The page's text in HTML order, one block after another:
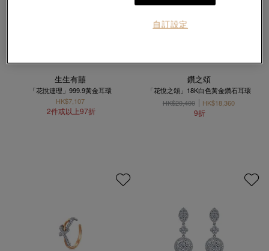
生生有囍
「花悅連理」999.9黃金耳環
HK$7,107
2件或以上97折
鑽之頌
「花悅之頌」18K白色黃金鑽石耳環
HK$20,400
HK$18,360
9折
自訂設定